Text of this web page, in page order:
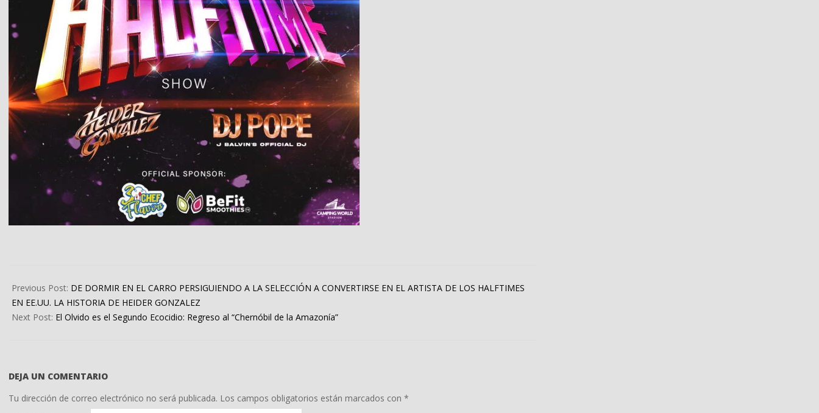
03-
27
Previous Post: DE DORMIR EN EL CARRO PERSIGUIENDO A LA SELECCIÓN A CONVERTIRSE EN EL ARTISTA DE LOS HALFTIMES
EN EE.UU. LA HISTORIA DE HEIDER GONZALEZ
Next Post: El Olvido es el Segundo Ecocidio: Regreso al “Chernóbil de la Amazonía”
DEJA UN COMENTARIO
Tu dirección de correo electrónico no será publicada. Los campos obligatorios están marcados con *